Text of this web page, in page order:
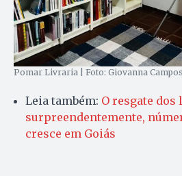
Pomar Livraria | Foto: Giovanna
Leia também: O resgate dos
surpreendentemente,
cresce em Goiás